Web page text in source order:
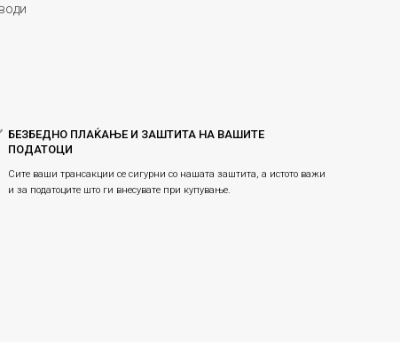
БЕЗБЕДНО ПЛАЌАЊЕ И ЗАШТИТА НА ВАШИТЕ
ПОДАТОЦИ
Сите ваши трансакции се сигурни со нашата заштита, а истото важи
и за податоците што ги внесувате при купување.